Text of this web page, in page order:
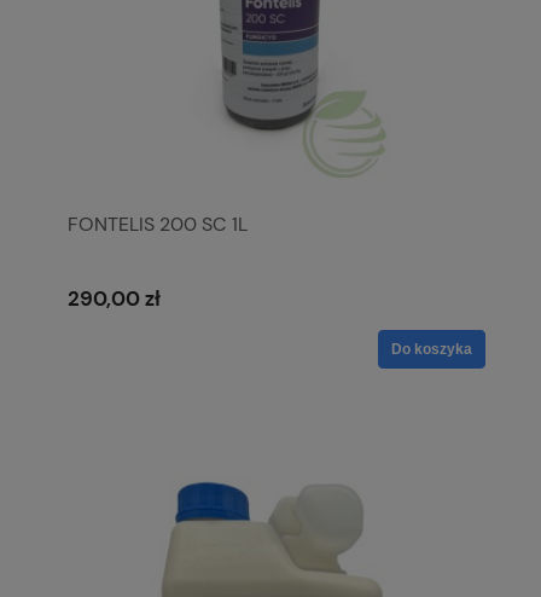
FONTELIS 200 SC 1L
290,00 zł
Do koszyka